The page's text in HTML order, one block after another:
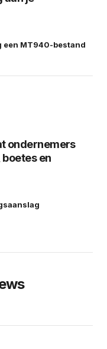
een MT940-bestand
ondernemers
en